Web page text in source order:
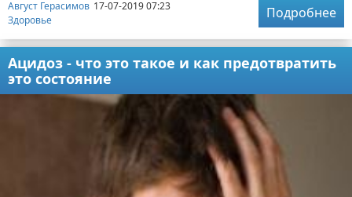
Август Герасимов 17-07-2019 07:23
Здоровье
Подробнее
Ацидоз - что это такое и как предотвратить
это состояние